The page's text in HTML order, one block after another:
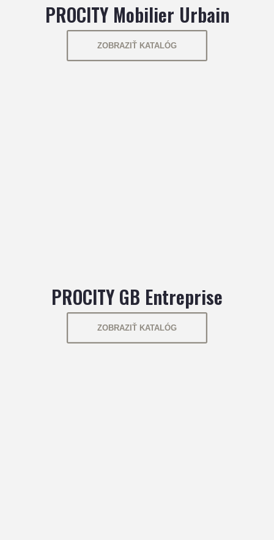
PROCITY Mobilier Urbain
ZOBRAZIŤ KATALÓG
PROCITY GB Entreprise
ZOBRAZIŤ KATALÓG